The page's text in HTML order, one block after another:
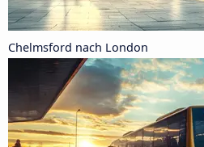
Chelmsford nach London